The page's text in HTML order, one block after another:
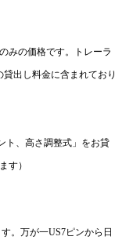
みの価格です。トレーラ
出し料金に含まれており
ト、高さ調整式」をお貸
ます）
。万が一US7ピンから日